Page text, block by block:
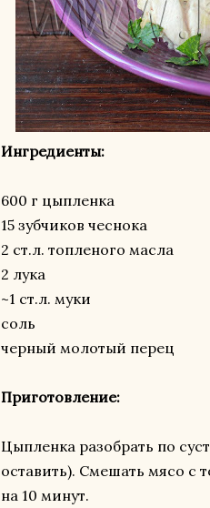
Ингредиенты:
600 г цыпленка
15 зубчиков чеснока
2 ст.л. топленого масла
2 лука
~1 ст.л. муки
соль
черный молотый перец
Приготовление:
Цыпленка разобрать по
оставить). Смешать мясо с
на 10 минут.